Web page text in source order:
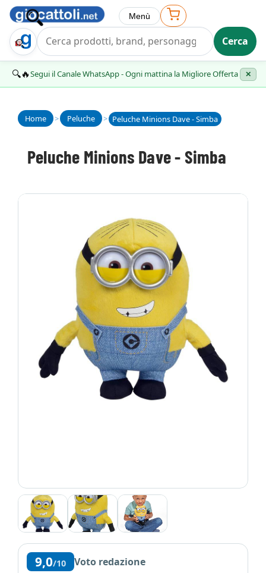
Trova Regalo Cerca
Menù
🔍🔥Segui il Canale WhatsApp - Ogni mattina la Migliore Offerta ✕
Home > Peluche > Peluche Minions Dave - Simba
Peluche Minions Dave - Simba
9,0/10 Voto redazione